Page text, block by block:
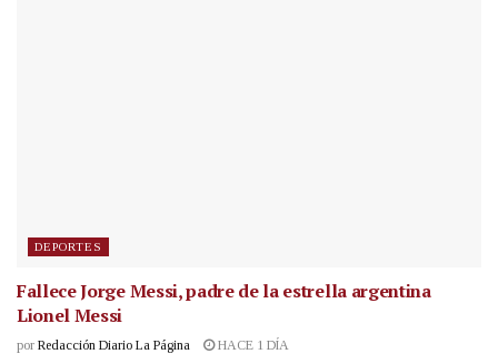
DEPORTES
Fallece Jorge Messi, padre de la estrella argentina
Lionel Messi
por Redacción Diario La Página HACE 1 DÍA